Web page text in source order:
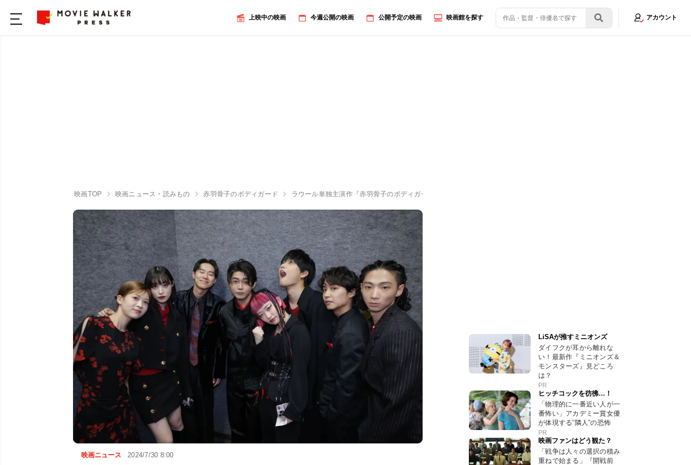
上映中の映画 今週公開の映画 公開予定の映画 映画館を探す アカウント
映画TOP 映画ニュース・読みもの 赤羽骨子のボディガード ラウール単独主演作『赤羽骨子のボディガード』完成披露試写会の裏で遂行されたミッションとは!?
映画ニュース 2024/7/30 8:00
LiSAが推すミニオンズ
ダイフクが耳から離れな
い！最新作『ミニオンズ＆
モンスターズ』見どころ
は？
PR
ヒッチコックを彷彿…！
「物理的に一番近い人が一
番怖い」アカデミー賞女優
が体現する“隣人”の恐怖
PR
映画ファンはどう観た？
「戦争は人々の選択の積み
重ねで始まる」『開戦前